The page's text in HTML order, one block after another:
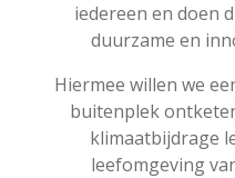
iedereen en doen
duurzame en
Hiermee willen we
buitenplek
klimaatbijdrage
leefomgeving